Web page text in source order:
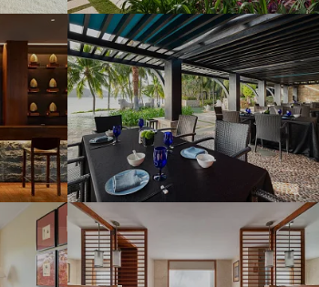
В нашей базе 27 сайтов
надёжных операторов (хотя
можем опросить и 80). Мы
снимаем актуальные цены с
сайтов в режиме реального
времени.
Опытные
менеджеры
Наш девиз – «продаём то, что
видели сами». Наши
менеджеры проводят
регулярные инспекции отелей,